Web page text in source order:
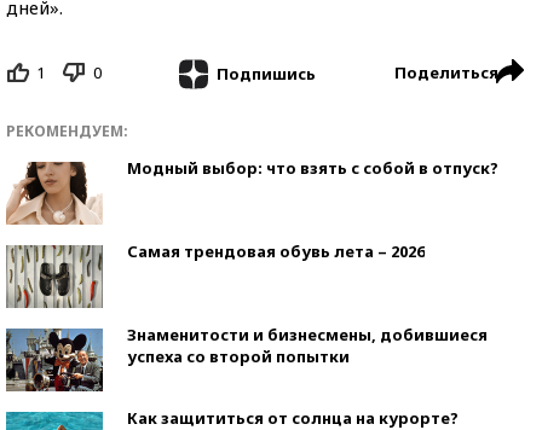
дней».
1 0 Подпишись Поделиться
РЕКОМЕНДУЕМ:
Модный выбор: что взять с собой в отпуск?
Самая трендовая обувь лета – 2026
Знаменитости и бизнесмены, добившиеся
успеха со второй попытки
Как защититься от солнца на курорте?